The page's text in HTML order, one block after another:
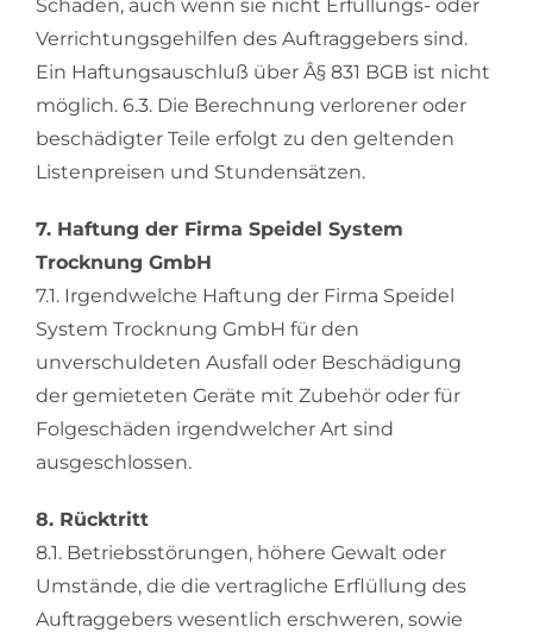
Schäden, auch wenn sie nicht Erfüllungs- oder
Verrichtungsgehilfen des Auftraggebers sind.
Ein Haftungsauschluß über Â§ 831 BGB ist nicht
möglich. 6.3. Die Berechnung verlorener oder
beschädigter Teile erfolgt zu den geltenden
Listenpreisen und Stundensätzen.
7. Haftung der Firma Speidel System
Trocknung GmbH
7.1. Irgendwelche Haftung der Firma Speidel
System Trocknung GmbH für den
unverschuldeten Ausfall oder Beschädigung
der gemieteten Geräte mit Zubehör oder für
Folgeschäden irgendwelcher Art sind
ausgeschlossen.
8. Rücktritt
8.1. Betriebsstörungen, höhere Gewalt oder
Umstände, die die vertragliche Erflüllung des
Auftraggebers wesentlich erschweren, sowie